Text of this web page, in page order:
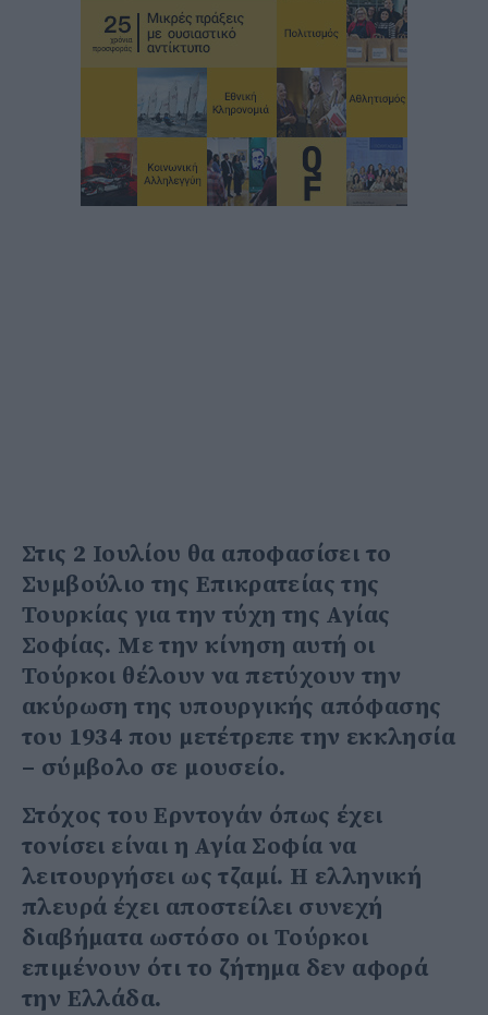
Στις 2 Ιουλίου θα αποφασίσει το
Συμβούλιο της Επικρατείας της
Τουρκίας για την τύχη της Αγίας
Σοφίας. Με την κίνηση αυτή οι
Τούρκοι θέλουν να πετύχουν την
ακύρωση της υπουργικής απόφασης
του 1934 που μετέτρεπε την εκκλησία
– σύμβολο σε μουσείο.
Στόχος του Ερντογάν όπως έχει
τονίσει είναι η Αγία Σοφία να
λειτουργήσει ως τζαμί. Η ελληνική
πλευρά έχει αποστείλει συνεχή
διαβήματα ωστόσο οι Τούρκοι
επιμένουν ότι το ζήτημα δεν αφορά
την Ελλάδα.